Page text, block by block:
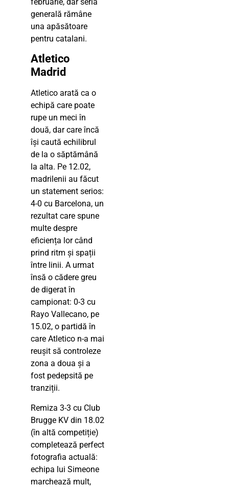
generală rămâne
una apăsătoare
pentru catalani.
Atletico
Madrid
Atletico arată ca o
echipă care poate
rupe un meci în
două, dar care încă
își caută echilibrul
de la o săptămână
la alta. Pe 12.02,
madrilenii au făcut
un statement serios:
4-0 cu Barcelona, un
rezultat care spune
multe despre
eficiența lor când
prind ritm și spații
între linii. A urmat
însă o cădere greu
de digerat în
campionat: 0-3 cu
Rayo Vallecano, pe
15.02, o partidă în
care Atletico n-a mai
reușit să controleze
zona a doua și a
fost pedepsită pe
tranziții.
Remiza 3-3 cu Club
Brugge KV din 18.02
(în altă competiție)
completează perfect
fotografia actuală:
echipa lui Simeone
marchează mult,